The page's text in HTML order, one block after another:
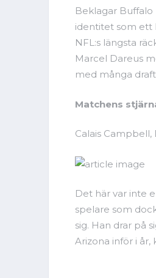
Beklagar
identitet som ett
NFL:s längsta
Marcel Dareus
med många
Matchens
Calais
Det här var inte
spelare som
sig. Han drar på
Arizona inför i år,